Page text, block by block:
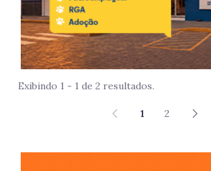
Exibindo 1 - 1 de 2 resultados.
1 2